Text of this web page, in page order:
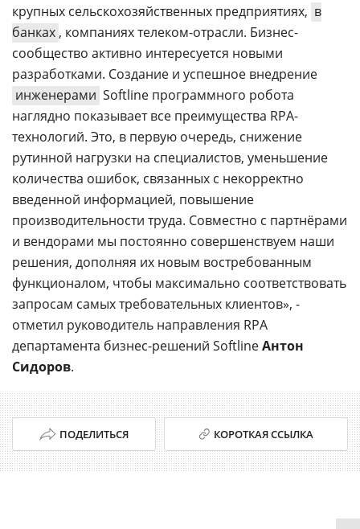
крупных сельскохозяйственных предприятиях, в
банках , компаниях телеком-отрасли. Бизнес-
сообщество активно интересуется новыми
разработками. Создание и успешное внедрение
инженерами Softline программного робота
наглядно показывает все преимущества RPA-
технологий. Это, в первую очередь, снижение
рутинной нагрузки на специалистов, уменьшение
количества ошибок, связанных с некорректно
введенной информацией, повышение
производительности труда. Совместно с партнёрами
и вендорами мы постоянно совершенствуем наши
решения, дополняя их новым востребованным
функционалом, чтобы максимально соответствовать
запросам самых требовательных клиентов», -
отметил руководитель направления RPA
департамента бизнес-решений SoftlineАнтон
Сидоров.
ПОДЕЛИТЬСЯ КОРОТКАЯ ССЫЛКА